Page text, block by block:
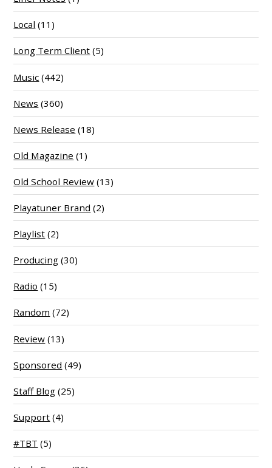
Local (11)
Long Term Client (5)
Music (442)
News (360)
News Release (18)
Old Magazine (1)
Old School Review (13)
Playatuner Brand (2)
Playlist (2)
Producing (30)
Radio (15)
Random (72)
Review (13)
Sponsored (49)
Staff Blog (25)
Support (4)
#TBT (5)